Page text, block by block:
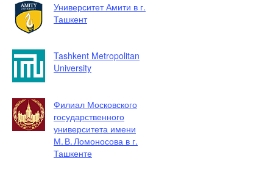
Университет Амити в г.
Ташкент
Tashkent Metropolitan
University
Филиал Московского
государственного
университета имени
М. В. Ломоносова в г.
Ташкенте